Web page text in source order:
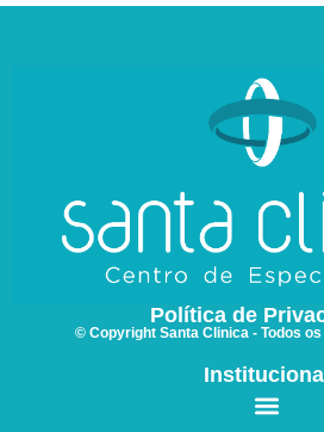
Política de
© Copyright Santa Clinica - Todos
Institucional